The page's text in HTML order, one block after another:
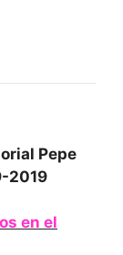
Pepe
2019
en el